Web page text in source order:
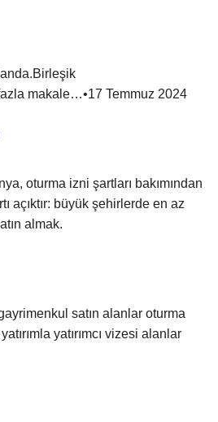
makale…•17 Temmuz 2024
oturma izni şartları bakımından
açıktır: büyük şehirlerde en az
almak.
satın alanlar oturma
yatırımcı vizesi alanlar